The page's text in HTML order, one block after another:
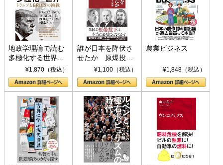
地政学理論で読む
多極化する世界：
トランプとBRICS
の挑戦
¥1,870（税込）
誰が日本を降伏さ
せたか 原爆投
下、ソ連参戦、そ
して聖断 (PHP新
書)
¥1,100（税込）
農業ビジネス
¥1,848（税込）